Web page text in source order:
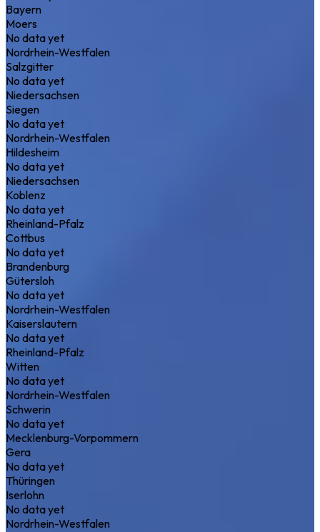
Bayern
Moers
No data yet
Nordrhein-Westfalen
Salzgitter
No data yet
Niedersachsen
Siegen
No data yet
Nordrhein-Westfalen
Hildesheim
No data yet
Niedersachsen
Koblenz
No data yet
Rheinland-Pfalz
Cottbus
No data yet
Brandenburg
Gütersloh
No data yet
Nordrhein-Westfalen
Kaiserslautern
No data yet
Rheinland-Pfalz
Witten
No data yet
Nordrhein-Westfalen
Schwerin
No data yet
Mecklenburg-Vorpommern
Gera
No data yet
Thüringen
Iserlohn
No data yet
Nordrhein-Westfalen